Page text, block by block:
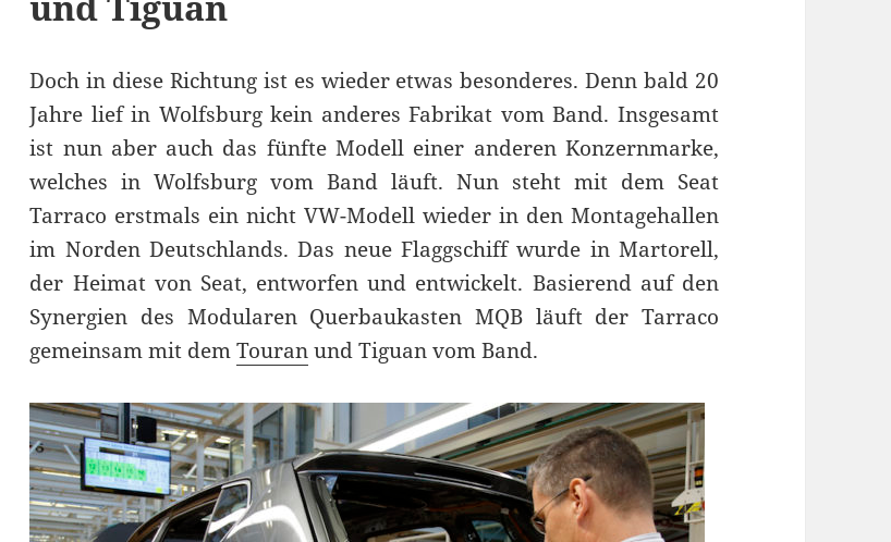
Doch in diese Richtung ist es wieder etwas besonderes. Denn bald 20
Jahre lief in Wolfsburg kein anderes Fabrikat vom Band. Insgesamt
ist nun aber auch das fünfte Modell einer anderen Konzernmarke,
welches in Wolfsburg vom Band läuft. Nun steht mit dem Seat
Tarraco erstmals ein nicht VW-Modell wieder in den Montagehallen
im Norden Deutschlands. Das neue Flaggschiff wurde in Martorell,
der Heimat von Seat, entworfen und entwickelt. Basierend auf den
Synergien des Modularen Querbaukasten MQB läuft der Tarraco
gemeinsam mit demTouranund Tiguan vom Band.